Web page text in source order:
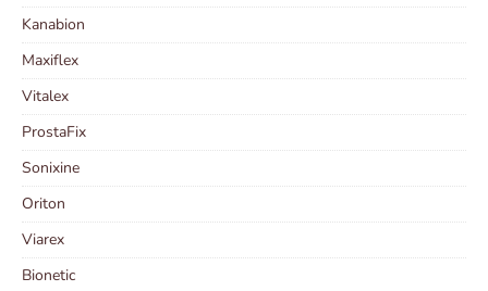
Kanabion
Maxiflex
Vitalex
ProstaFix
Sonixine
Oriton
Viarex
Bionetic